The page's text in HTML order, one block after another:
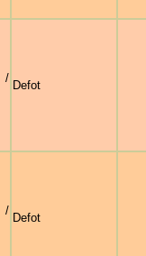
/
Defot
/
Defot